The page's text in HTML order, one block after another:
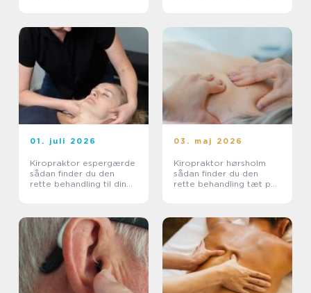
01. juli 2026
Kiropraktor espergærde
sådan finder du den
rette behandling til dine
03. maj 2026
Kiropraktor hørsholm
sådan finder du den
rette behandling tæt på